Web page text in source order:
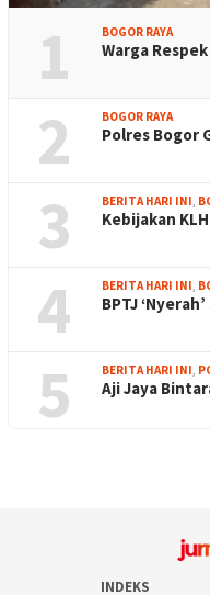
1 BOGOR RAYA
Warga
2 BOGOR RAYA
Polres Bogor
3 BERITA HARI INI
Kebijakan
4 BERITA HARI INI
BPTJ
5 BERITA HARI INI
Aji Jaya
INDEKS